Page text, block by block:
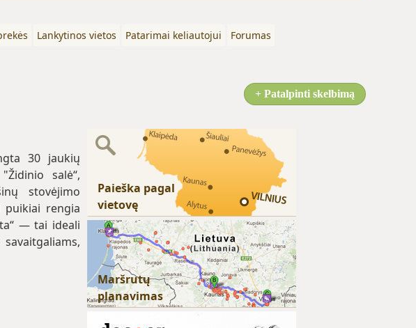
Lankytinos vietos Patarimai keliautojui
Forumas
+ Patalpinti skelbimą
Paieška pagal
vietovę
Maršrutų
planavimas
30 jaukių
salė“,
stovėjimo
puikiai rengia
— tai ideali